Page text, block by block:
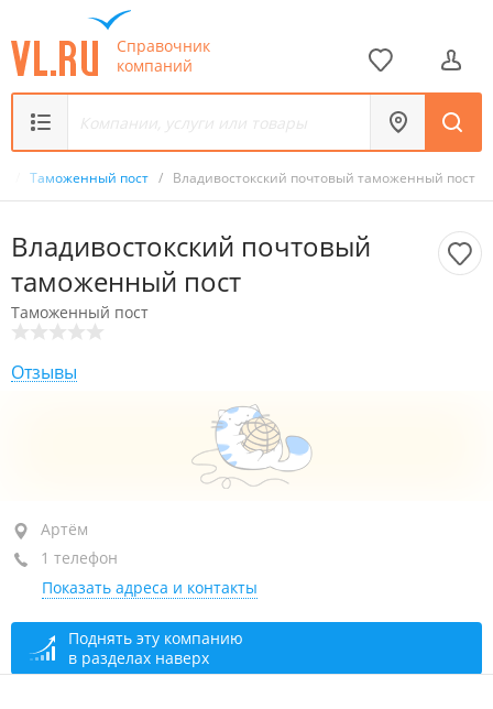
Справочник
компаний
Таможенный пост / Владивостокский почтовый таможенный пост
Владивостокский почтовый
таможенный пост
Таможенный пост
Отзывы
Артём, ул. Владимира Сайбеля, 41
+7 (423) 239-20-96
закрыто, откроется в 08:30
Артём
1 телефон
Показать адреса и контакты
Поднять эту компанию
в разделах наверх